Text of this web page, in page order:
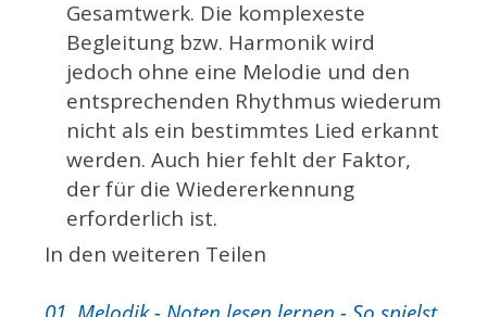
Gesamtwerk. Die komplexeste
Begleitung bzw. Harmonik wird
jedoch ohne eine Melodie und den
entsprechenden Rhythmus wiederum
nicht als ein bestimmtes Lied erkannt
werden. Auch hier fehlt der Faktor,
der für die Wiedererkennung
erforderlich ist.
In den weiteren Teilen